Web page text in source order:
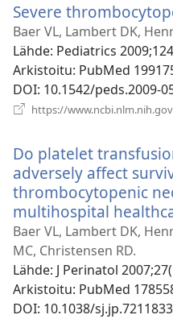
Severe
Baer VL, Lambert DK,
Lähde‎: Pediatrics
Arkistoitu‎: PubMed
DOI‎: 10.1542/peds.2009-
https://
Do platelet
adversely affect
thrombocytopenic
multihospital
Baer VL, Lambert DK,
MC, Christensen RD.
Lähde‎: J Perinatol
Arkistoitu‎: PubMed
DOI‎: 10.1038/sj.jp.7211833